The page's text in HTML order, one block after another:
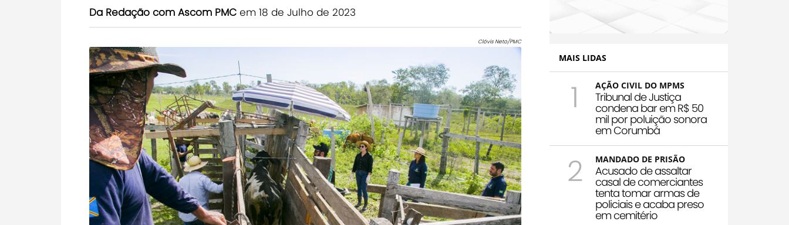
Da Redação com Ascom PMC em 18 de Julho de 2023
Clóvis Neto/PMC
MAIS LIDAS
1 AÇÃO CIVIL DO MPMS
Tribunal de Justiça
condena bar em R$ 50
mil por poluição sonora
em Corumbá
2 MANDADO DE PRISÃO
Acusado de assaltar
casal de comerciantes
tenta tomar armas de
policiais e acaba preso
em cemitério